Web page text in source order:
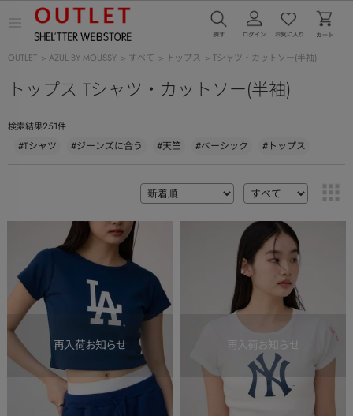
ー
開
く
OUTLET > AZUL BY MOUSSY > すべて > トップス > Tシャツ・カットソー(半袖)
トップス Tシャツ・カットソー(半袖)
検索結果251件
#Tシャツ #ジーンズに合う #天竺 #ベーシック #トップス